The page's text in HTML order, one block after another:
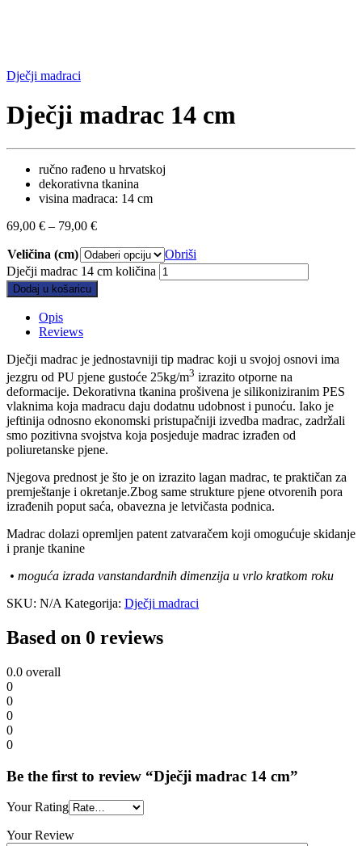
Dječji madraci
Dječji madrac 14 cm
ručno rađeno u hrvatskoj
dekorativna tkanina
visina madraca: 14 cm
69,00 € – 79,00 €
Veličina (cm)
Obriši
Dječji madrac 14 cm količina
Dodaj u košaricu
Opis
Reviews
Dječji madrac je jednostavniji tip madrac koji u svojoj osnovi ima
jezgru od PU pjene gustoće 25kg/m3 izrazito otporne na
deformacije. Dekorativna tkanina prošivena je silikoniziranim PES
vlaknima koja madracu daju dodatnu udobnost i punoću. Iako je
jeftinija odnosno ekonomski pristupačniji izvedba madrac, zadržali
smo pozitivna svojstva koja posjeduje madrac izrađen od
poliuretanske pjene.
Njegova prednost je što je on izrazito lagan madrac, te praktičan za
premještanje i okretanje.Zbog same strukture pjene otvorenih pora
izrađenih poput saća, obavezna je letvičasta podnica.
Madrac dolazi opremljen patent zatvaračem koji omogućuje skidanje
i pranje tkanine
• moguća izrada vanstandardnih dimenzija u vrlo kratkom roku
SKU: N/A Kategorija: Dječji madraci
Based on 0 reviews
0.0 overall
0
0
0
0
0
Be the first to review “Dječji madrac 14 cm”
Your Rating
Your Review